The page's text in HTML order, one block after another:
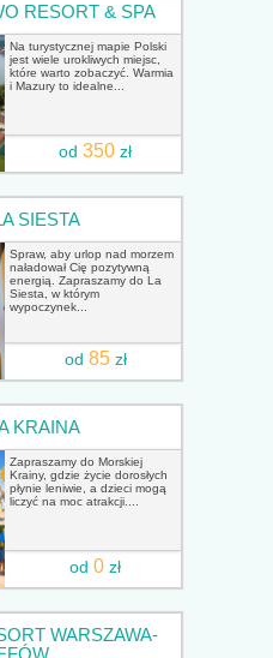
RESORT & SPA
Na turystycznej mapie Polski
jest wiele urokliwych miejsc,
które warto zobaczyć. Warmia
i Mazury to idealne...
od350 zł
SIESTA
Spraw, aby urlop nad morzem
naładował Cię pozytywną
energią. Zapraszamy do La
Siesta, w którym
wypoczynek...
od 85zł
KRAINA
Zapraszamy do Morskiej
Krainy, gdzie życie dorosłych
płynie leniwie, a dzieci mogą
liczyć na moc atrakcji....
od0 zł
WARSZAWA-